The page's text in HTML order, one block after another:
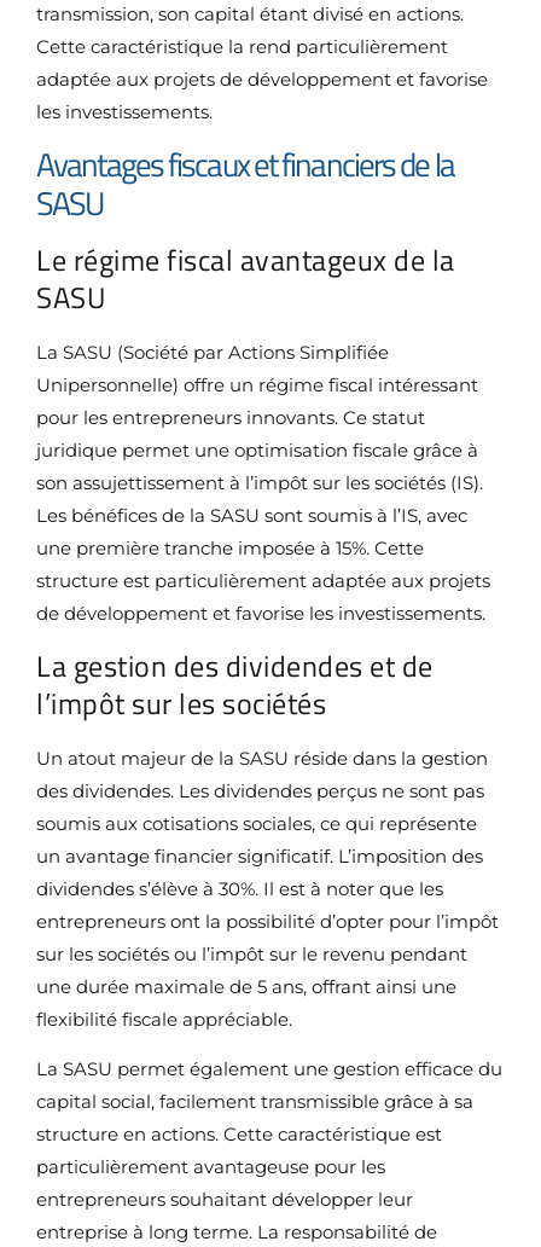
transmission, son capital étant divisé en actions.
Cette caractéristique la rend particulièrement
adaptée aux projets de développement et favorise
les investissements.
Avantages fiscaux et financiers de la
SASU
Le régime fiscal avantageux de la
SASU
La SASU (Société par Actions Simplifiée
Unipersonnelle) offre un régime fiscal intéressant
pour les entrepreneurs innovants. Ce statut
juridique permet une optimisation fiscale grâce à
son assujettissement à l’impôt sur les sociétés (IS).
Les bénéfices de la SASU sont soumis à l’IS, avec
une première tranche imposée à 15%. Cette
structure est particulièrement adaptée aux projets
de développement et favorise les investissements.
La gestion des dividendes et de
l’impôt sur les sociétés
Un atout majeur de la SASU réside dans la gestion
des dividendes. Les dividendes perçus ne sont pas
soumis aux cotisations sociales, ce qui représente
un avantage financier significatif. L’imposition des
dividendes s’élève à 30%. Il est à noter que les
entrepreneurs ont la possibilité d’opter pour l’impôt
sur les sociétés ou l’impôt sur le revenu pendant
une durée maximale de 5 ans, offrant ainsi une
flexibilité fiscale appréciable.
La SASU permet également une gestion efficace du
capital social, facilement transmissible grâce à sa
structure en actions. Cette caractéristique est
particulièrement avantageuse pour les
entrepreneurs souhaitant développer leur
entreprise à long terme. La responsabilité de